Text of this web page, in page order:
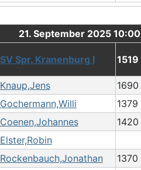
21. September 2025 10:00
SV Spr. Kranenburg I 1519
Knaup,Jens
1690
Gochermann,Willi
1379
Coenen,Johannes
1420
Elster,Robin
Rockenbauch,Jonathan
1370